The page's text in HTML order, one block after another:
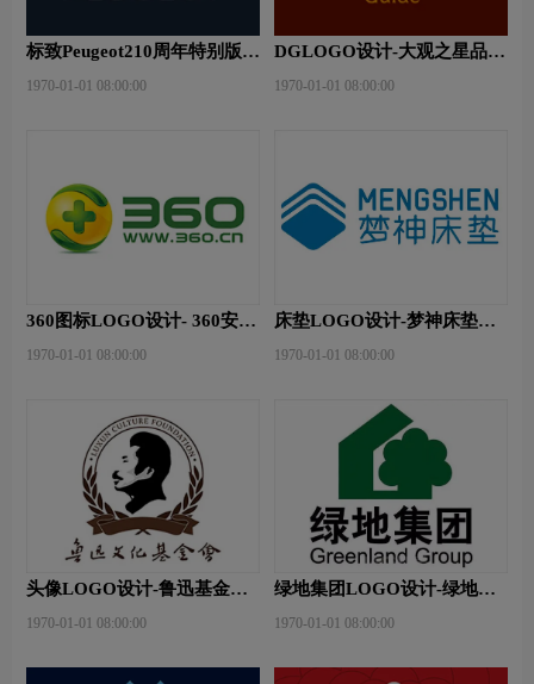
标致Peugeot210周年特别版新
1970-01-01 08:00:00
DGLOGO设计-大观之星品牌
1970-01-01 08:00:00
360图标LOGO设计- 360安全
1970-01-01 08:00:00
床垫LOGO设计-梦神床垫品
1970-01-01 08:00:00
头像LOGO设计-鲁迅基金会
1970-01-01 08:00:00
绿地集团LOGO设计-绿地集
1970-01-01 08:00:00